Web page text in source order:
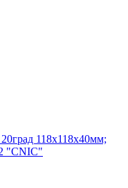
118х118х40мм;
"CNIC"